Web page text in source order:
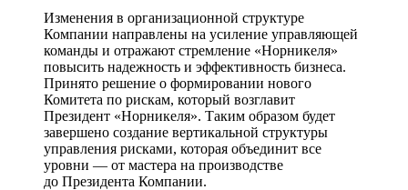
Изменения в организационной структуре
Компании направлены на усиление управляющей
команды и отражают стремление «Норникеля»
повысить надежность и эффективность бизнеса.
Принято решение о формировании нового
Комитета по рискам, который возглавит
Президент «Норникеля». Таким образом будет
завершено создание вертикальной структуры
управления рисками, которая объединит все
уровни — от мастера на производстве
до Президента Компании.